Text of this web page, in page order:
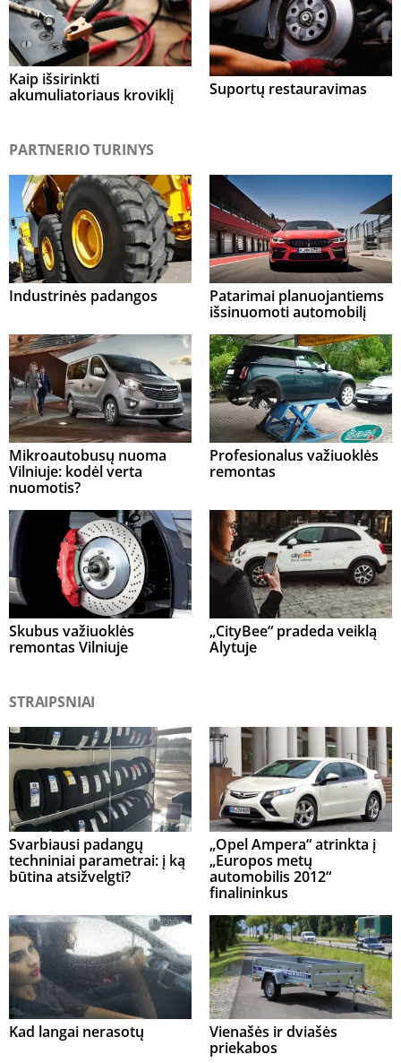
Kaip išsirinkti
akumuliatoriaus kroviklį
Suportų restauravimas
PARTNERIO TURINYS
Industrinės padangos
Patarimai planuojantiems
išsinuomoti automobilį
Mikroautobusų nuoma
Vilniuje: kodėl verta
nuomotis?
Profesionalus važiuoklės
remontas
Skubus važiuoklės
remontas Vilniuje
„CityBee“ pradeda veiklą
Alytuje
STRAIPSNIAI
Svarbiausi padangų
techniniai parametrai: į ką
būtina atsižvelgti?
„Opel Ampera“ atrinkta į
„Europos metų
automobilis 2012“
finalininkus
Kad langai nerasotų
Vienašės ir dviašės
priekabos